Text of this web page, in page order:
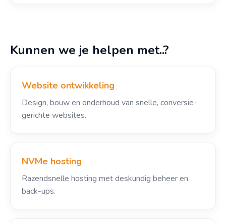
Kunnen we je helpen met..?
Website ontwikkeling
Design, bouw en onderhoud van snelle, conversie-
gerichte websites.
NVMe hosting
Razendsnelle hosting met deskundig beheer en
back-ups.